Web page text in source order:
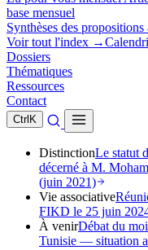
base mensuel
Synthèses des propositions
Voir tout l'index →
Dossiers
Thématiques
Ressources
Contact
Ctrl K
DistinctionLe statut
décerné à M.
(juin 2021)
Vie associative
FIKD le 25 juin
À venirDébat du
Tunisie — situation